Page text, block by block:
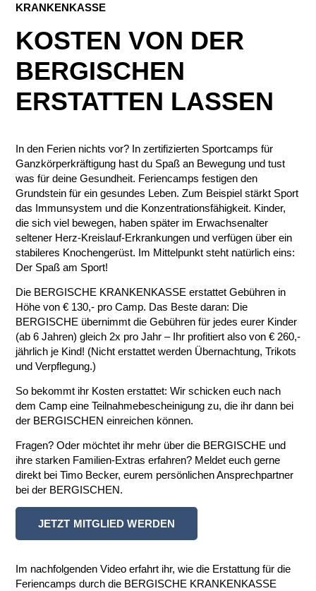
KRANKENKASSE
KOSTEN VON DER
BERGISCHEN
ERSTATTEN LASSEN
In den Ferien nichts vor? In zertifizierten Sportcamps für
Ganzkörperkräftigung hast du Spaß an Bewegung und tust
was für deine Gesundheit. Feriencamps festigen den
Grundstein für ein gesundes Leben. Zum Beispiel stärkt Sport
das Immunsystem und die Konzentrationsfähigkeit. Kinder,
die sich viel bewegen, haben später im Erwachsenalter
seltener Herz-Kreislauf-Erkrankungen und verfügen über ein
stabileres Knochengerüst. Im Mittelpunkt steht natürlich eins:
Der Spaß am Sport!
Die BERGISCHE KRANKENKASSE erstattet Gebühren in
Höhe von € 130,- pro Camp. Das Beste daran: Die
BERGISCHE übernimmt die Gebühren für jedes eurer Kinder
(ab 6 Jahren) gleich 2x pro Jahr – Ihr profitiert also von € 260,-
jährlich je Kind! (Nicht erstattet werden Übernachtung, Trikots
und Verpflegung.)
So bekommt ihr Kosten erstattet: Wir schicken euch nach
dem Camp eine Teilnahmebescheinigung zu, die ihr dann bei
der BERGISCHEN einreichen können.
Fragen? Oder möchtet ihr mehr über die BERGISCHE und
ihre starken Familien-Extras erfahren? Meldet euch gerne
direkt bei Timo Becker, eurem persönlichen Ansprechpartner
bei der BERGISCHEN.
JETZT MITGLIED WERDEN
Im nachfolgenden Video erfahrt ihr, wie die Erstattung für die
Feriencamps durch die BERGISCHE KRANKENKASSE